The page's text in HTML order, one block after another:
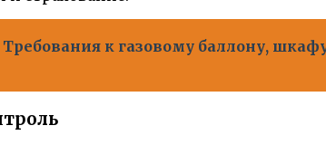
Требования к газовому баллону,